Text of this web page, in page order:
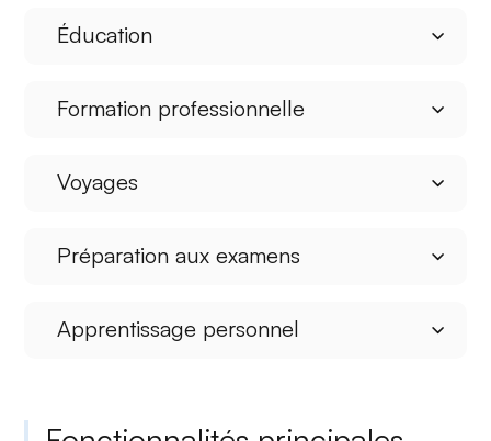
Éducation
Formation professionnelle
Voyages
Préparation aux examens
Apprentissage personnel